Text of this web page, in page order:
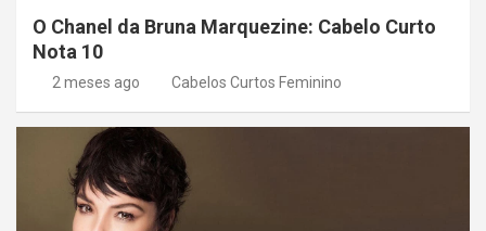
O Chanel da Bruna Marquezine: Cabelo Curto
Nota 10
2 meses ago Cabelos Curtos Feminino